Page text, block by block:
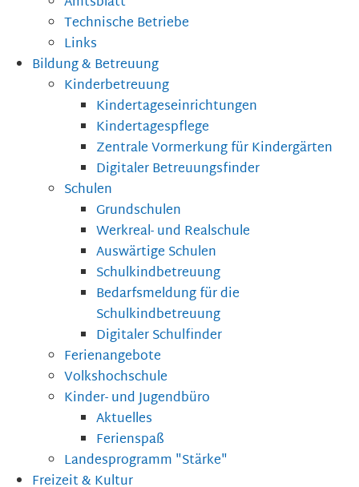
Technische Betriebe
Links
Bildung & Betreuung
Kinderbetreuung
Kindertageseinrichtungen
Kindertagespflege
Zentrale Vormerkung für Kindergärten
Digitaler Betreuungsfinder
Schulen
Grundschulen
Werkreal- und Realschule
Auswärtige Schulen
Schulkindbetreuung
Bedarfsmeldung für die
Schulkindbetreuung
Digitaler Schulfinder
Ferienangebote
Volkshochschule
Kinder- und Jugendbüro
Aktuelles
Ferienspaß
Landesprogramm "Stärke"
Freizeit & Kultur